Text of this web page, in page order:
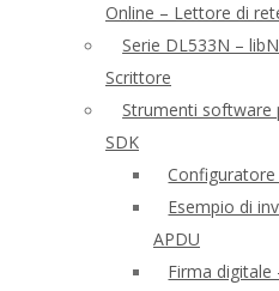
Online – Lettore di
Serie DL533N –
Scrittore
Strumenti software
SDK
Configuratore
Esempio di
APDU
Firma